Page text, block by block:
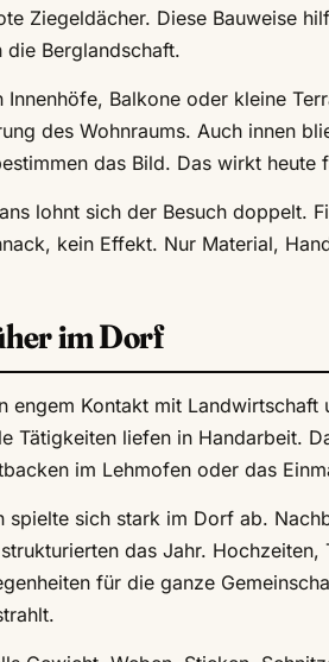
Ziegeldächer. Diese Bauweise
Berglandschaft.
Innenhöfe, Balkone oder kleine
des Wohnraums. Auch innen
das Bild. Das wirkt
lohnt sich der Besuch doppelt.
kein Effekt. Nur Material,
im Dorf
engem Kontakt mit
Tätigkeiten liefen in Handarbeit.
im Lehmofen oder das
spielte sich stark im Dorf ab.
das Jahr.
für die ganze